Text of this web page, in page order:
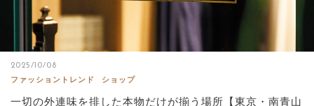
2025/10/08
ファッショントレンド
ショップ
一切の外連味を排した本物だけが揃う場所【東京・南青山